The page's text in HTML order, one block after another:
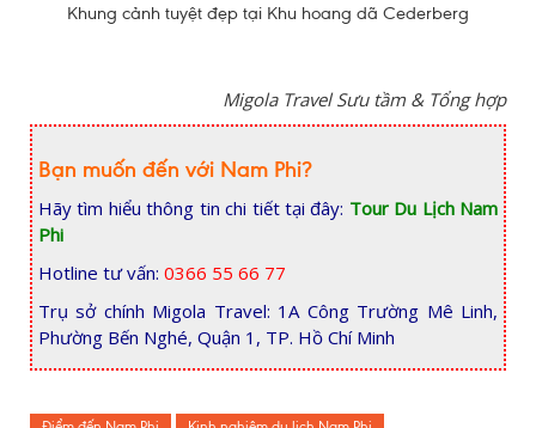
Khung cảnh tuyệt đẹp tại Khu hoang dã Cederberg
Migola Travel Sưu tầm & Tổng hợp
Bạn muốn đến với Nam Phi?
Hãy tìm hiểu thông tin chi tiết tại đây: Tour Du Lịch Nam
Phi
Hotline tư vấn: 0366 55 66 77
Trụ sở chính Migola Travel: 1A Công Trường Mê Linh,
Phường Bến Nghé, Quận 1, TP. Hồ Chí Minh